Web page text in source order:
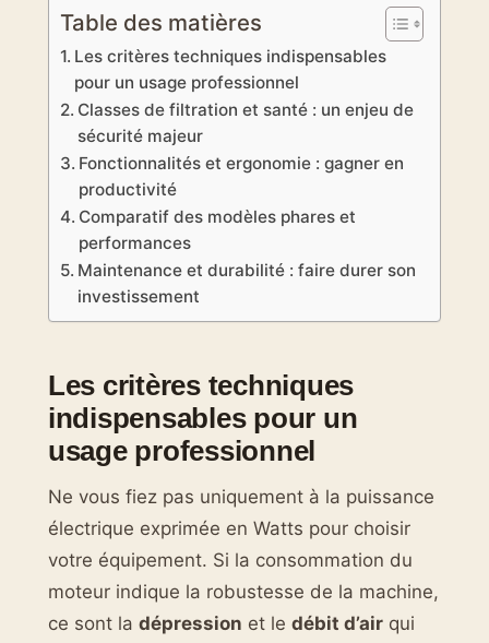
Table des matières
Les critères techniques indispensables
pour un usage professionnel
Classes de filtration et santé : un enjeu de
sécurité majeur
Fonctionnalités et ergonomie : gagner en
productivité
Comparatif des modèles phares et
performances
Maintenance et durabilité : faire durer son
investissement
Les critères techniques
indispensables pour un
usage professionnel
Ne vous fiez pas uniquement à la puissance
électrique exprimée en Watts pour choisir
votre équipement. Si la consommation du
moteur indique la robustesse de la machine,
ce sont la dépression et le débit d’air qui